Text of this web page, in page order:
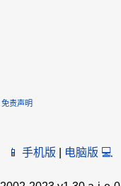
免责声明
📱 手机版 电脑版 💻